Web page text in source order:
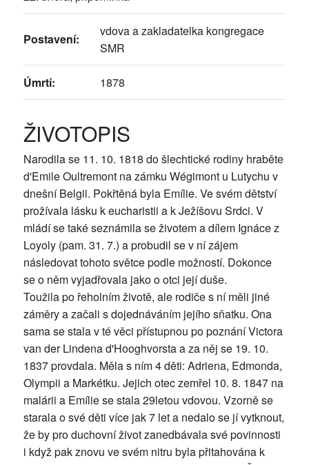
Postavení:
vdova a zakladatelka kongregace
SMR
Úmrtí: 1878
ŽIVOTOPIS
Narodila se 11. 10. 1818 do šlechtické rodiny hraběte
d'Emile Oultremont na zámku Wégimont u Lutychu v
dnešní Belgii. Pokřtěná byla Emílie. Ve svém dětství
prožívala lásku k eucharistii a k Ježíšovu Srdci. V
mládí se také seznámila se životem a dílem Ignáce z
Loyoly (pam. 31. 7.) a probudil se v ní zájem
následovat tohoto světce podle možností. Dokonce
se o něm vyjadřovala jako o otci její duše.
Toužila po řeholním životě, ale rodiče s ní měli jiné
záměry a začali s dojednáváním jejího sňatku. Ona
sama se stala v té věci přístupnou po poznání Victora
van der Lindena d'Hooghvorsta a za něj se 19. 10.
1837 provdala. Měla s ním 4 děti: Adriena, Edmonda,
Olympii a Markétku. Jejich otec zemřel 10. 8. 1847 na
malárii a Emílie se stala 29letou vdovou. Vzorně se
starala o své děti více jak 7 let a nedalo se jí vytknout,
že by pro duchovní život zanedbávala své povinnosti
i když pak znovu ve svém nitru byla přitahována k